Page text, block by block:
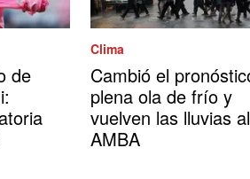
de
Clima
Cambió el
plena ola de frío y
vuelven las lluvias al
AMBA